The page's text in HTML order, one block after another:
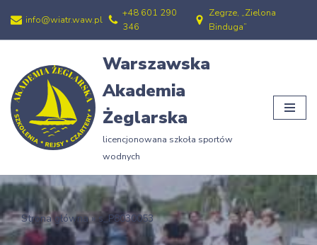
Przejdź
treści
info@wiatr.waw.pl
+48 601 290
346
Zegrze, „Zielona
Binduga”
Warszawska
Akademia
Żeglarska
licencjonowana szkoła sportów
wodnych
Strona główna»s_P8030053